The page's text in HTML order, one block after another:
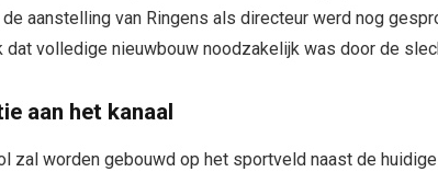
aanstelling van Ringens als directeur werd nog
dat volledige nieuwbouw noodzakelijk was door de
aan het kanaal
zal worden gebouwd op het sportveld naast de